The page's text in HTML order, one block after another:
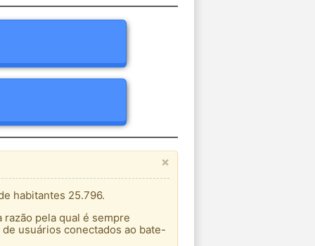
×
habitantes 25.796.
pela qual é sempre
usuários conectados ao bate-